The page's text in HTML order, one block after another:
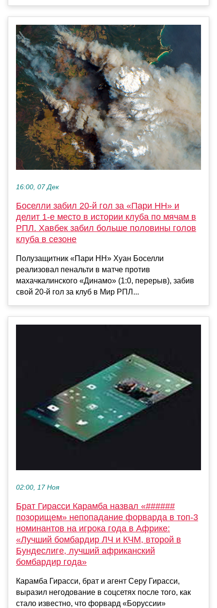
16:00, 07 Дек
Боселли забил 20-й гол за «Пари НН» и
делит 1-е место в истории клуба по мячам в
РПЛ. Хавбек забил больше половины голов
клуба в сезоне
Полузащитник «Пари НН» Хуан Боселли
реализовал пенальти в матче против
махачкалинского «Динамо» (1:0, перерыв), забив
свой 20-й гол за клуб в Мир РПЛ...
02:00, 17 Ноя
Брат Гирасси Карамба назвал «######
позорищем» непопадание форварда в топ-3
номинантов на игрока года в Африке:
«Лучший бомбардир ЛЧ и КЧМ, второй в
Бундеслиге, лучший африканский
бомбардир года»
Карамба Гирасси, брат и агент Серу Гирасси,
выразил негодование в соцсетях после того, как
стало известно, что форвард «Боруссии»